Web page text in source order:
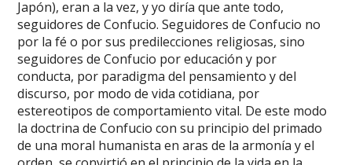
Japón), eran a la vez, y yo diría que ante todo,
seguidores de Confucio. Seguidores de Confucio no
por la fé o por sus predilecciones religiosas, sino
seguidores de Confucio por educación y por
conducta, por paradigma del pensamiento y del
discurso, por modo de vida cotidiana, por
estereotipos de comportamiento vital. De este modo
la doctrina de Confucio con su principio del primado
de una moral humanista en aras de la armonía y el